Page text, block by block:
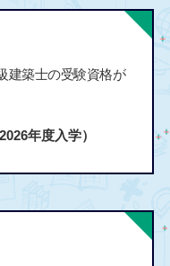
建築士の受験資格が
年度入学）